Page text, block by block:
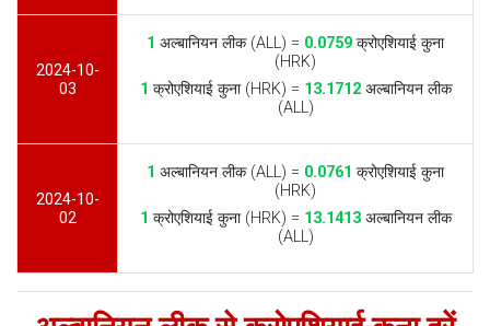
2024-10-
03
1 अल्बानियन लीक (ALL) = 0.0759 क्रोएशियाई कुना
(HRK)
1 क्रोएशियाई कुना (HRK) = 13.1712अल्बानियन लीक
(ALL)
2024-10-
02
1 अल्बानियन लीक (ALL) = 0.0761 क्रोएशियाई कुना
(HRK)
1 क्रोएशियाई कुना (HRK) = 13.1413अल्बानियन लीक
(ALL)